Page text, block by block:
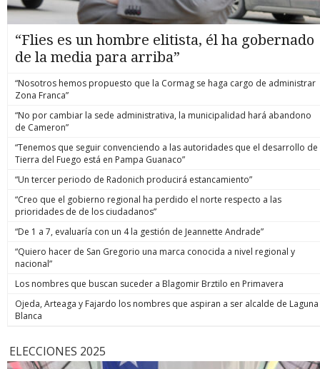
“Flies es un hombre elitista, él ha gobernado
de la media para arriba”
“Nosotros hemos propuesto que la Cormag se haga cargo de administrar
Zona Franca”
“No por cambiar la sede administrativa, la municipalidad hará abandono
de Cameron”
“Tenemos que seguir convenciendo a las autoridades que el desarrollo de
Tierra del Fuego está en Pampa Guanaco”
“Un tercer periodo de Radonich producirá estancamiento”
“Creo que el gobierno regional ha perdido el norte respecto a las
prioridades de de los ciudadanos”
“De 1 a 7, evaluaría con un 4 la gestión de Jeannette Andrade”
“Quiero hacer de San Gregorio una marca conocida a nivel regional y
nacional”
Los nombres que buscan suceder a Blagomir Brztilo en Primavera
Ojeda, Arteaga y Fajardo los nombres que aspiran a ser alcalde de Laguna
Blanca
ELECCIONES 2025